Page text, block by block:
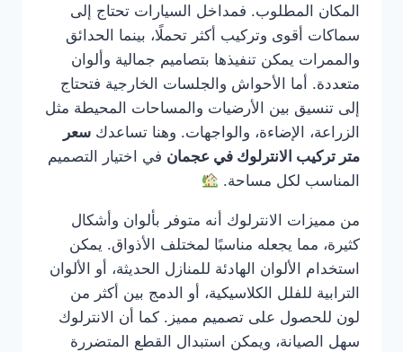
المكان المطلوب. فمداخل السيارات تحتاج إلى
سماكات أقوى وتركيب أكثر تحملًا، بينما الحدائق
والممرات يمكن تنفيذها بتصاميم جمالية وألوان
متعددة. أما الأحواش والجلسات الخارجية فتحتاج
إلى تنسيق بين الأرضيات والمساحات المحيطة مثل
الزراعة، الإضاءة، والواجهات. وهنا تساعدك سعر
متر تركيب الانترلوك في عجمان في اختيار التصميم
المناسب لكل مساحة.
من مميزات الانترلوك أنه متوفر بألوان وأشكال
كثيرة، مما يجعله مناسبًا لمختلف الأذواق. يمكن
استخدام الألوان الهادئة للمنازل الحديثة، أو الألوان
الترابية للفلل الكلاسيكية، أو الدمج بين أكثر من
لون للحصول على تصميم مميز. كما أن الانترلوك
سهل الصيانة، ويمكن استبدال القطع المتضررة